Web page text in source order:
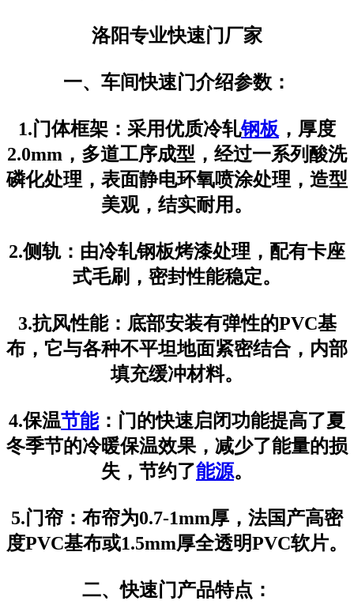
洛阳专业快速门厂家
一、车间快速门介绍参数：
1.门体框架：采用优质冷轧钢板 ，厚度
2.0mm，多道工序成型，经过一系列酸洗
磷化处理，表面静电环氧喷涂处理，造型
美观，结实耐用。
2.侧轨：由冷轧钢板烤漆处理，配有卡座
式毛刷，密封性能稳定。
3.抗风性能：底部安装有弹性的PVC基
布，它与各种不平坦地面紧密结合，内部
填充缓冲材料。
4.保温节能：门的快速启闭功能提高了夏
冬季节的冷暖保温效果，减少了能量的损
失，节约了能源。
5.门帘：布帘为0.7-1mm厚，法国产高密
度PVC基布或1.5mm厚全透明PVC软片。
二、快速门产品特点：